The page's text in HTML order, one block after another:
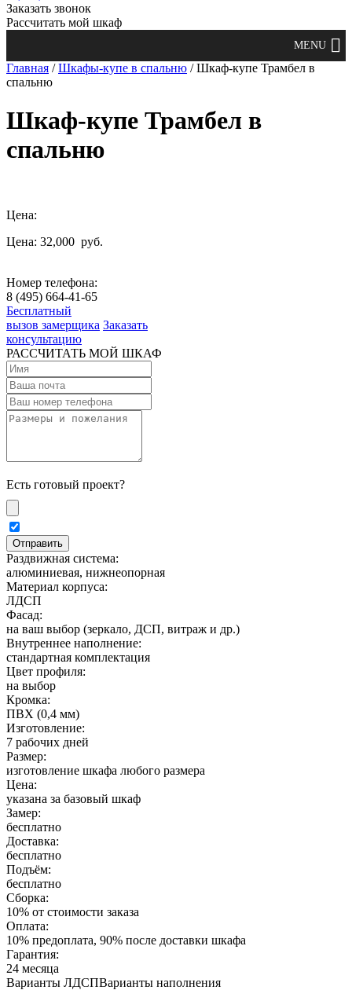
Заказать звонок
Рассчитать мой шкаф
Главная /Шкафы-купе в спальню / Шкаф-купе Трамбел в
спальню
Шкаф-купе Трамбел в
спальню
Цена:
Цена: 32,000 руб.
Номер телефона:
8 (495) 664-41-65
Бесплатный
вызов замерщика Заказать
консультацию
РАССЧИТАТЬ МОЙ ШКАФ
Есть готовый проект?
Раздвижная система:
алюминиевая, нижнеопорная
Материал корпуса:
ЛДСП
Фасад:
на ваш выбор (зеркало, ДСП, витраж и др.)
Внутреннее наполнение:
стандартная комплектация
Цвет профиля:
на выбор
Кромка:
ПВХ (0,4 мм)
Изготовление:
7 рабочих дней
Размер:
изготовление шкафа любого размера
Цена:
указана за базовый шкаф
Замер:
бесплатно
Доставка:
бесплатно
Подъём:
бесплатно
Сборка:
10% от стоимости заказа
Оплата:
10% предоплата, 90% после доставки шкафа
Гарантия:
24 месяца
Варианты ЛДСПВарианты наполнения